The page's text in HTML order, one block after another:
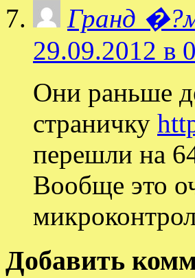
Гранд
29.09.2012 в
Они раньше
страничку
перешли на
Вообще это
Добавить